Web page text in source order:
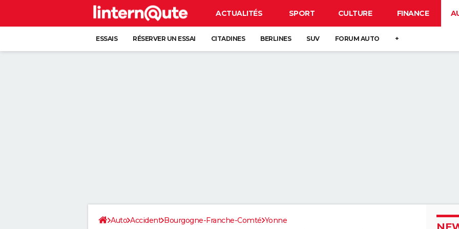
ACTUALITÉS SPORT CULTURE FINANCE
ESSAIS RÉSERVER UN ESSAI CITADINES BERLINES SUV FORUM AUTO +
Auto Accident Bourgogne-Franche-Comté Yonne